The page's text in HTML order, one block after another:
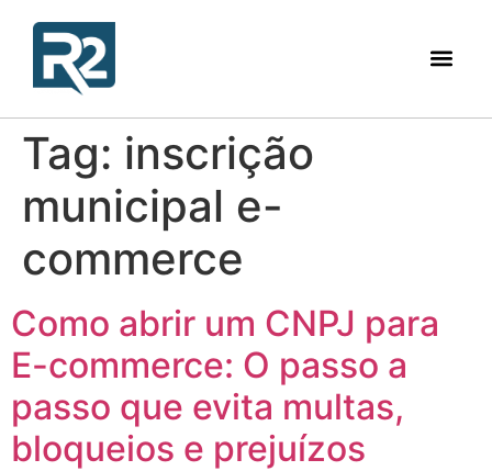
Tag: inscrição
municipal e-
commerce
Como abrir um CNPJ para
E-commerce: O passo a
passo que evita multas,
bloqueios e prejuízos